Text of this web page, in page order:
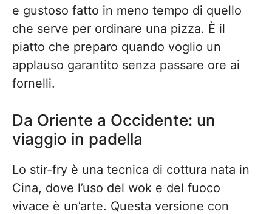
e gustoso fatto in meno tempo di quello
che serve per ordinare una pizza. È il
piatto che preparo quando voglio un
applauso garantito senza passare ore ai
fornelli.
Da Oriente a Occidente: un
viaggio in padella
Lo stir-fry è una tecnica di cottura nata in
Cina, dove l’uso del wok e del fuoco
vivace è un’arte. Questa versione con